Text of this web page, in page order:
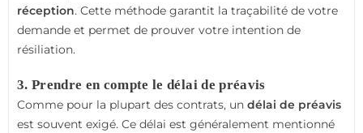
réception. Cette méthode garantit la traçabilité de votre
demande et permet de prouver votre intention de
résiliation.
3. Prendre en compte le délai de préavis
Comme pour la plupart des contrats, un délai de préavis
est souvent exigé. Ce délai est généralement mentionné